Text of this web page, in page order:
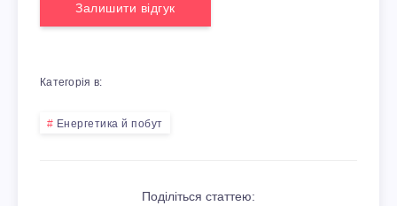
Залишити відгук
Категорія в:
Енергетика й побут
Поділіться статтею: